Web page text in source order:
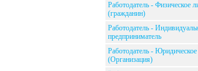
Работодатель - Физическое
(гражданин)
Работодатель -
предприниматель
Работодатель -
(Организация)